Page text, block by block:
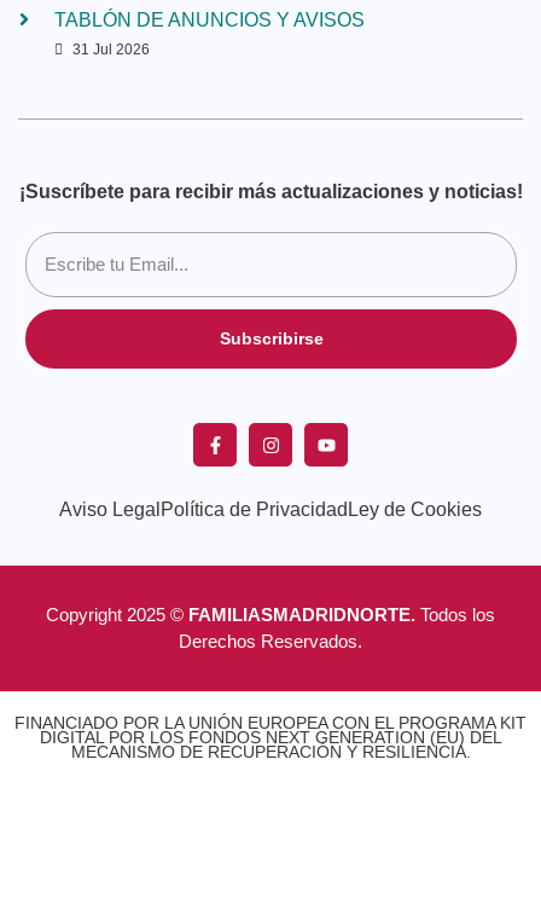
TABLÓN DE ANUNCIOS Y AVISOS
31 Jul 2026
¡Suscríbete para recibir más actualizaciones y noticias!
Subscribirse
Aviso Legal Política de Privacidad Ley de Cookies
Copyright 2025 © FAMILIASMADRIDNORTE. Todos los
Derechos Reservados.
FINANCIADO POR LA UNIÓN EUROPEA CON EL PROGRAMA KIT
DIGITAL POR LOS FONDOS NEXT GENERATION (EU) DEL
MECANISMO DE RECUPERACIÓN Y RESILIENCIA.